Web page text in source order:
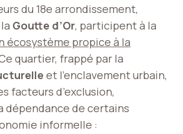
du 18e arrondissement,
Goutte d’Or, participent à la
écosystème propice à la
quartier, frappé par la
et l’enclavement urbain,
facteurs d’exclusion,
dépendance de certains
informelle :